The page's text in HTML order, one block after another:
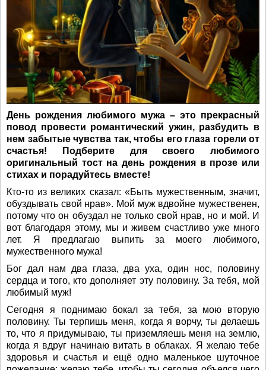
День рождения любимого мужа – это прекрасный
повод провести романтический ужин, разбудить в
нем забытые чувства так, чтобы его глаза горели от
счастья! Подберите для своего любимого
оригинальный тост на день рождения в прозе или
стихах и порадуйтесь вместе!
Кто-то из великих сказал: «Быть мужественным, значит,
обуздывать свой нрав». Мой муж вдвойне мужественен,
потому что он обуздал не только свой нрав, но и мой. И
вот благодаря этому, мы и живем счастливо уже много
лет. Я предлагаю выпить за моего любимого,
мужественного мужа!
Бог дал нам два глаза, два уха, один нос, половину
сердца и того, кто дополняет эту половину. За тебя, мой
любимый муж!
Сегодня я поднимаю бокал за тебя, за мою вторую
половину. Ты терпишь меня, когда я ворчу, ты делаешь
то, что я придумываю, ты приземляешь меня на землю,
когда я вдруг начинаю витать в облаках. Я желаю тебе
здоровья и счастья и ещё одно маленькое шуточное